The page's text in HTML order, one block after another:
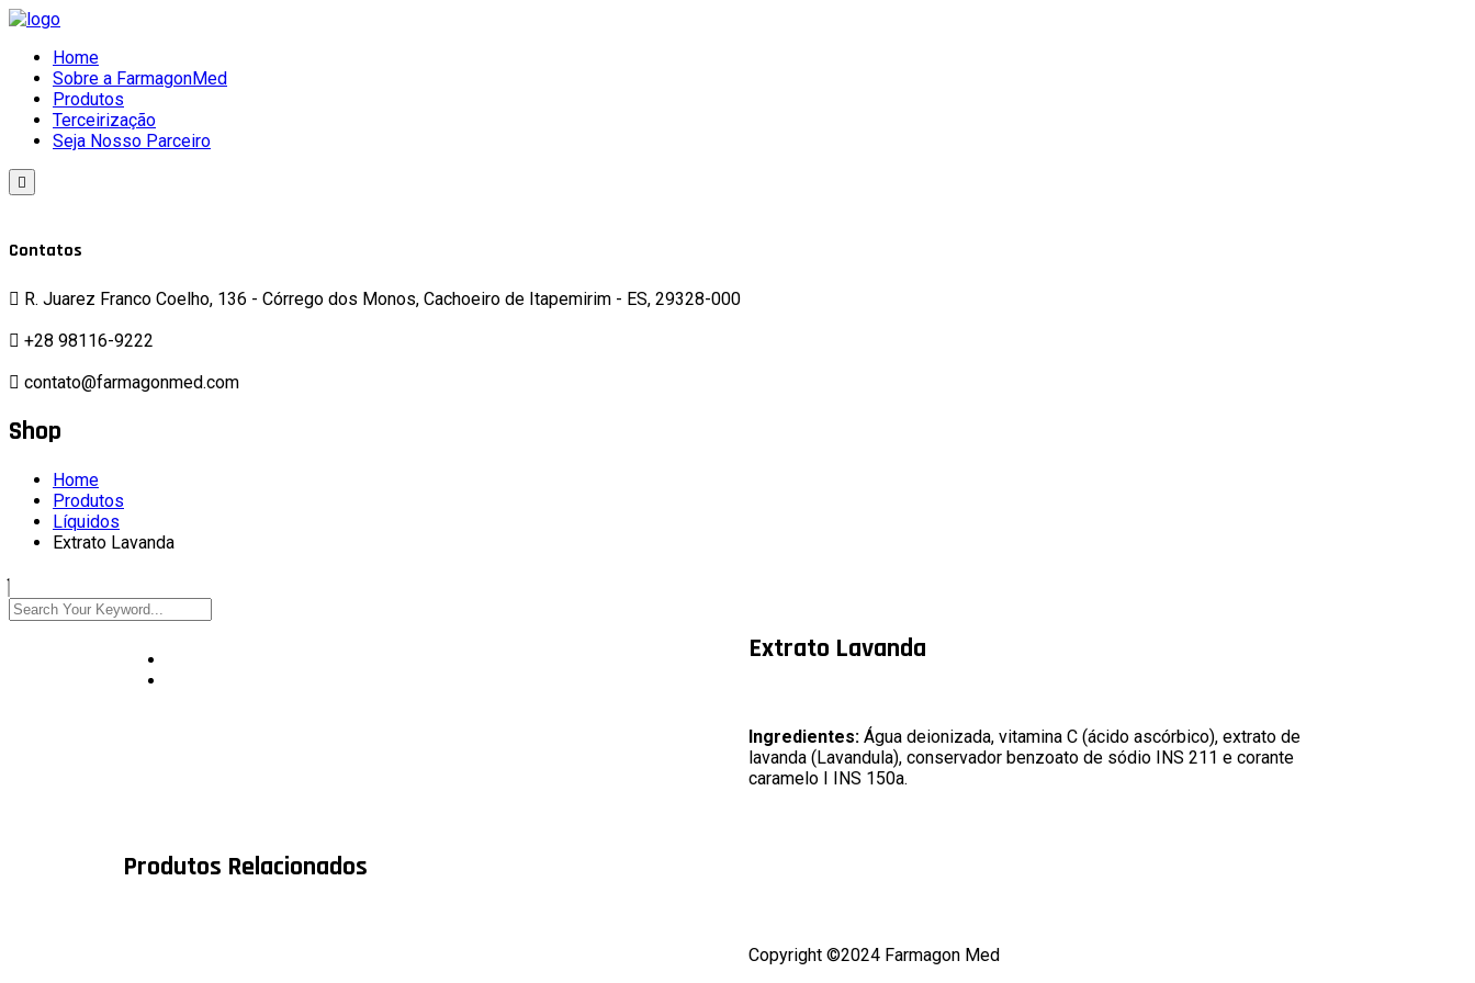
Home
Sobre a FarmagonMed
Produtos
Terceirização
Seja Nosso Parceiro
Contatos
R. Juarez Franco Coelho, 136 - Córrego dos Monos, Cachoeiro de Itapemirim - ES, 29328-000
+28 98116-9222
contato@farmagonmed.com
Shop
Home
Produtos
Líquidos
Extrato Lavanda
Extrato Lavanda
Ingredientes: Água deionizada, vitamina C (ácido ascórbico), extrato de
lavanda (Lavandula), conservador benzoato de sódio INS 211 e corante
caramelo I INS 150a.
Produtos Relacionados
Copyright ©2024 Farmagon Med